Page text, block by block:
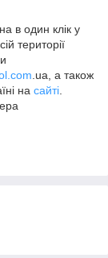
в один клік у
території
.ua, а також
на сайті.